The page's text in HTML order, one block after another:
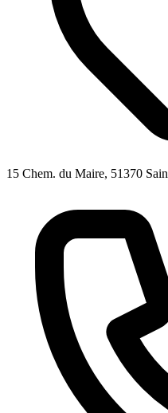
15 Chem. du Maire, 51370